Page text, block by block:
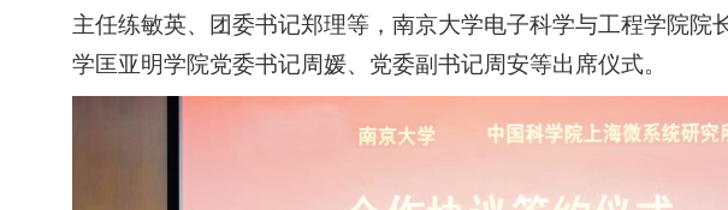
主任练敏英、团委书记郑理等，南京大学电子科学与工程学院
学匡亚明学院党委书记周媛、党委副书记周安等出席仪式。